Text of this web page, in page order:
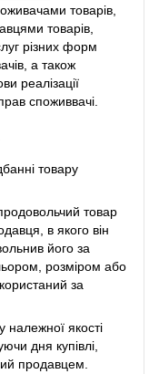
товарів,
товарів,
різних форм
а також
реалізації
споживвачі.
товару
товар
в якого він
його за
розміром або
за
якості
дня купівлі,
продавцем.